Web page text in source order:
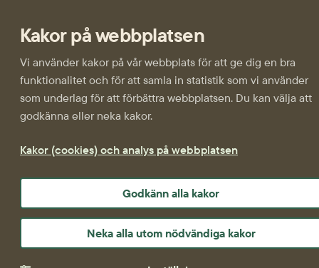
Kakor på webbplatsen
Vi använder kakor på vår webbplats för att ge dig en bra
funktionalitet och för att samla in statistik som vi använder
som underlag för att förbättra webbplatsen. Du kan välja att
godkänna eller neka kakor.
Kakor (cookies) och analys på webbplatsen
Godkänn alla kakor
Neka alla utom nödvändiga kakor